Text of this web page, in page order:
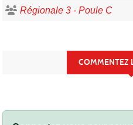
Régionale 3 - Poule C
COMMENTEZ